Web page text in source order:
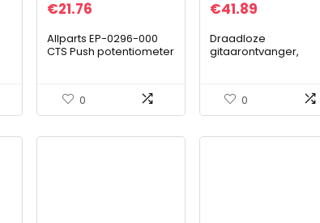
€21.76
Allparts EP-0296-000
CTS Push potentiometer
0
€41.89
Draadloze
gitaarontvanger,
Ingebouwde
oplaadbare
lithiumbatterijzender
0